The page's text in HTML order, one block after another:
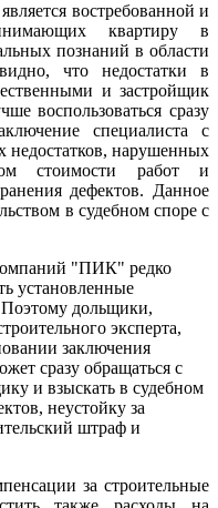
востребованной и
квартиру в
познаний в области
что недостатки в
и застройщик
воспользоваться сразу
специалиста с
нарушенных
стоимости работ и
дефектов. Данное
в судебном споре с
"ПИК" редко
установленные
дольщики,
эксперта,
заключения
сразу обращаться с
и взыскать в судебном
неустойку за
штраф и
за строительные